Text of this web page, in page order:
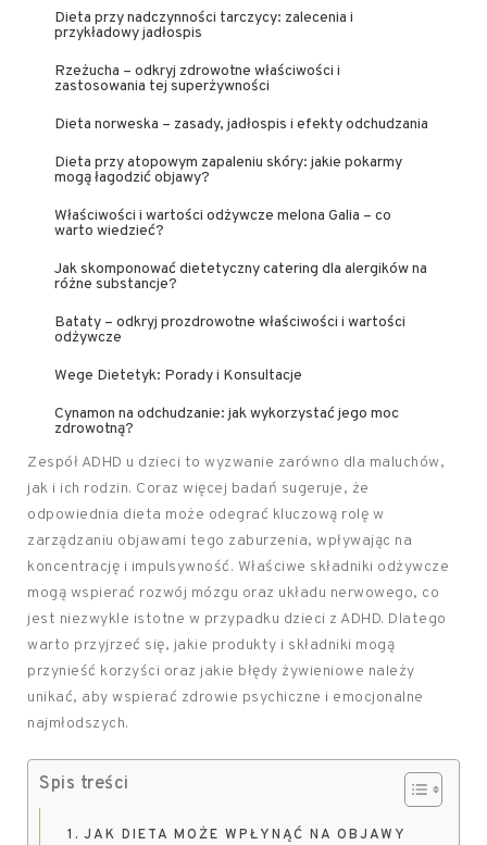
Dieta przy nadczynności tarczycy: zalecenia i
przykładowy jadłospis
Rzeżucha – odkryj zdrowotne właściwości i
zastosowania tej superżywności
Dieta norweska – zasady, jadłospis i efekty odchudzania
Dieta przy atopowym zapaleniu skóry: jakie pokarmy
mogą łagodzić objawy?
Właściwości i wartości odżywcze melona Galia – co
warto wiedzieć?
Jak skomponować dietetyczny catering dla alergików na
różne substancje?
Bataty – odkryj prozdrowotne właściwości i wartości
odżywcze
Wege Dietetyk: Porady i Konsultacje
Cynamon na odchudzanie: jak wykorzystać jego moc
zdrowotną?
Zespół ADHD u dzieci to wyzwanie zarówno dla maluchów,
jak i ich rodzin. Coraz więcej badań sugeruje, że
odpowiednia dieta może odegrać kluczową rolę w
zarządzaniu objawami tego zaburzenia, wpływając na
koncentrację i impulsywność. Właściwe składniki odżywcze
mogą wspierać rozwój mózgu oraz układu nerwowego, co
jest niezwykle istotne w przypadku dzieci z ADHD. Dlatego
warto przyjrzeć się, jakie produkty i składniki mogą
przynieść korzyści oraz jakie błędy żywieniowe należy
unikać, aby wspierać zdrowie psychiczne i emocjonalne
najmłodszych.
Spis treści
JAK DIETA MOŻE WPŁYNĄĆ NA OBJAWY